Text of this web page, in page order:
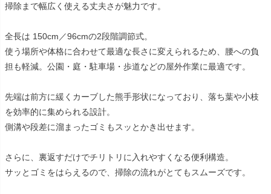
掃除まで幅広く使える丈夫さが魅力です。
全長は 150cm／96cmの2段階調節式。
使う場所や体格に合わせて最適な長さに変えられるため、腰への負
担も軽減。公園・庭・駐車場・歩道などの屋外作業に最適です。
先端は前方に緩くカーブした熊手形状になっており、落ち葉や小枝
を効率的に集められる設計。
側溝や段差に溜まったゴミもスッとかき出せます。
さらに、裏返すだけでチリトリに入れやすくなる便利構造。
サッとゴミをはらえるので、掃除の流れがとてもスムーズです。